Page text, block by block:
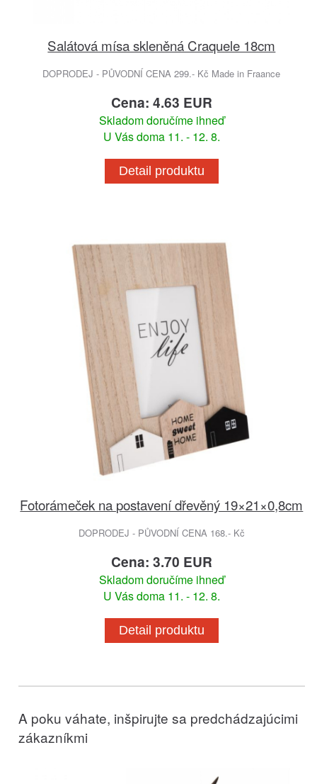
Salátová mísa skleněná Craquele 18cm
DOPRODEJ - PŮVODNÍ CENA 299.- Kč Made in Fraance
Cena: 4.63 EUR
Skladom doručíme ihneď
U Vás doma 11. - 12. 8.
Detail produktu
Fotorámeček na postavení dřevěný 19×21×0,8cm
DOPRODEJ - PŮVODNÍ CENA 168.- Kč
Cena: 3.70 EUR
Skladom doručíme ihneď
U Vás doma 11. - 12. 8.
Detail produktu
A poku váhate, inšpirujte sa predchádzajúcimi
zákazníkmi